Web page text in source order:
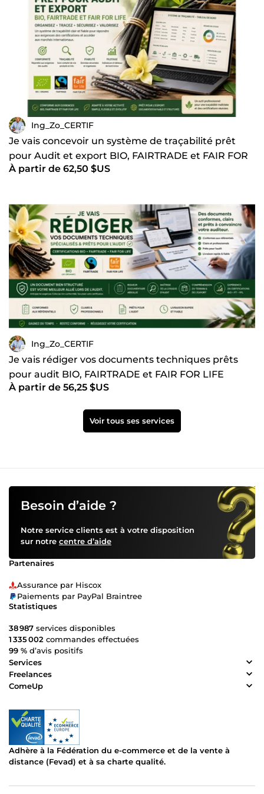
Ing_Zo_CERTIF
Je vais concevoir un système de traçabilité prêt
pour Audit et export BIO, FAIRTRADE et FAIR FOR
LIFE
À partir de 62,50 $US
Ing_Zo_CERTIF
Je vais rédiger vos documents techniques prêts
pour audit BIO, FAIRTRADE et FAIR FOR LIFE
À partir de 56,25 $US
Voir tous ses services
Besoin d’aide ?
Notre service clients est à votre disposition
sur notre centre d’aide
Partenaires
Assurance par Hiscox
Paiements par PayPal Braintree
Statistiques
38 987 services disponibles
1 335 002 commandes effectuées
99 % d’avis positifs
Services
Freelances
ComeUp
Adhère à la Fédération du e-commerce et de la vente à
distance (Fevad) et à sa charte qualité.